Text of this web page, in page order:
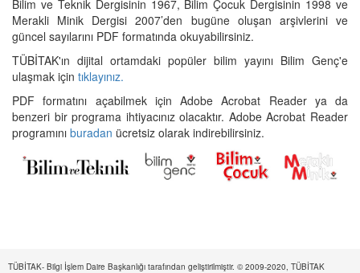
Bilim ve Teknik Dergisinin 1967, Bilim Çocuk Dergisinin 1998 ve
Merakli Minik Dergisi 2007’den bugüne oluşan arşivlerini ve
güncel sayılarını PDF formatında okuyabilirsiniz.
TÜBİTAK'ın dijital ortamdaki popüler bilim yayını Bilim Genç'e
ulaşmak için tıklayınız.
PDF formatını açabilmek için Adobe Acrobat Reader ya da
benzeri bir programa ihtiyacınız olacaktır. Adobe Acrobat Reader
programını buradan ücretsiz olarak indirebilirsiniz.
TÜBİTAK- Bilgi İşlem Daire Başkanlığı tarafından geliştirilmiştir. © 2009-2020, TÜBİTAK